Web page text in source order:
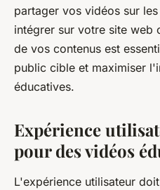
partager vos vidéos sur
intégrer sur votre site web
de vos contenus est
public cible et maximiser
éducatives.
Expérience
pour des vidéos
L'expérience utilisateur